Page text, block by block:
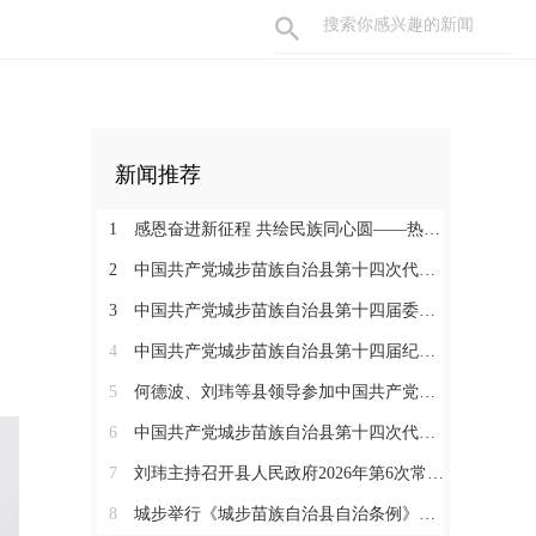
新闻推荐
1 感恩奋进新征程 共绘民族同心圆——热烈庆祝城步苗族自治县成立70周年
2 中国共产党城步苗族自治县第十四次代表大会胜利闭幕
3 中国共产党城步苗族自治县第十四届委员会举行第一次全体会议
4 中国共产党城步苗族自治县第十四届纪律检查委员会召开第一次全体会议
5 何德波、刘玮等县领导参加中国共产党城步苗族自治县第十四次代表大会代表团讨论
6 中国共产党城步苗族自治县第十四次代表大会开幕
7 刘玮主持召开县人民政府2026年第6次常务会议
8 城步举行《城步苗族自治县自治条例》颁布实施启动仪式